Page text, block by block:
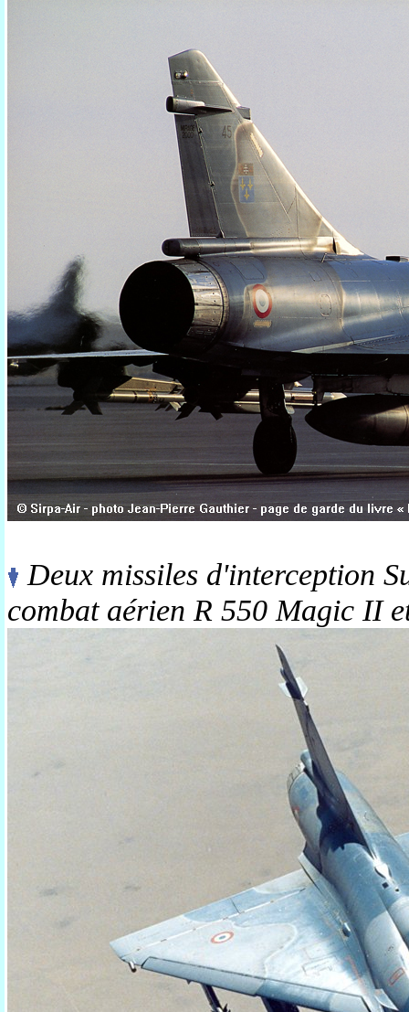
Deux missiles d'interception
combat aérien R 550 Magic II